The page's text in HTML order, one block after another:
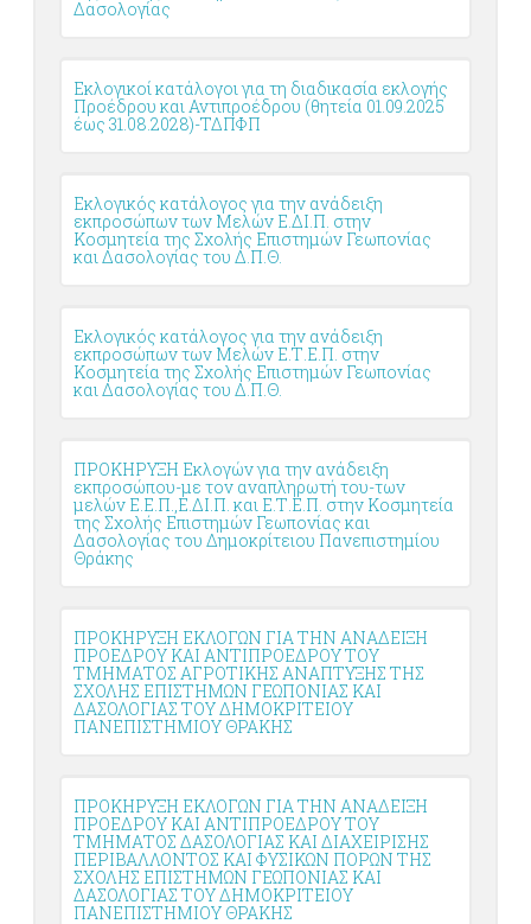
Δασολογίας
Εκλογικοί κατάλογοι για τη διαδικασία εκλογής
Προέδρου και Αντιπροέδρου (θητεία 01.09.2025
έως 31.08.2028)-ΤΔΠΦΠ
Εκλογικός κατάλογος για την ανάδειξη
εκπροσώπων των Μελών Ε.ΔΙ.Π. στην
Κοσμητεία της Σχολής Επιστημών Γεωπονίας
και Δασολογίας του Δ.Π.Θ.
Εκλογικός κατάλογος για την ανάδειξη
εκπροσώπων των Μελών Ε.Τ.Ε.Π. στην
Κοσμητεία της Σχολής Επιστημών Γεωπονίας
και Δασολογίας του Δ.Π.Θ.
ΠΡΟΚΗΡΥΞΗ Εκλογών για την ανάδειξη
εκπροσώπου-με τον αναπληρωτή του-των
μελών Ε.Ε.Π.,Ε.ΔΙ.Π. και Ε.Τ.Ε.Π. στην Κοσμητεία
της Σχολής Επιστημών Γεωπονίας και
Δασολογίας του Δημοκρίτειου Πανεπιστημίου
Θράκης
ΠΡΟΚΗΡΥΞΗ ΕΚΛΟΓΩΝ ΓΙΑ ΤΗΝ ΑΝΑΔΕΙΞΗ
ΠΡΟΕΔΡΟΥ ΚΑΙ ΑΝΤΙΠΡΟΕΔΡΟΥ ΤΟΥ
ΤΜΗΜΑΤΟΣ ΑΓΡΟΤΙΚΗΣ ΑΝΑΠΤΥΞΗΣ ΤΗΣ
ΣΧΟΛΗΣ ΕΠΙΣΤΗΜΩΝ ΓΕΩΠΟΝΙΑΣ ΚΑΙ
ΔΑΣΟΛΟΓΙΑΣ ΤΟΥ ΔΗΜΟΚΡΙΤΕΙΟΥ
ΠΑΝΕΠΙΣΤΗΜΙΟΥ ΘΡΑΚΗΣ
ΠΡΟΚΗΡΥΞΗ ΕΚΛΟΓΩΝ ΓΙΑ ΤΗΝ ΑΝΑΔΕΙΞΗ
ΠΡΟΕΔΡΟΥ ΚΑΙ ΑΝΤΙΠΡΟΕΔΡΟΥ ΤΟΥ
ΤΜΗΜΑΤΟΣ ΔΑΣΟΛΟΓΙΑΣ ΚΑΙ ΔΙΑΧΕΙΡΙΣΗΣ
ΠΕΡΙΒΑΛΛΟΝΤΟΣ ΚΑΙ ΦΥΣΙΚΩΝ ΠΟΡΩΝ ΤΗΣ
ΣΧΟΛΗΣ ΕΠΙΣΤΗΜΩΝ ΓΕΩΠΟΝΙΑΣ ΚΑΙ
ΔΑΣΟΛΟΓΙΑΣ ΤΟΥ ΔΗΜΟΚΡΙΤΕΙΟΥ
ΠΑΝΕΠΙΣΤΗΜΙΟΥ ΘΡΑΚΗΣ